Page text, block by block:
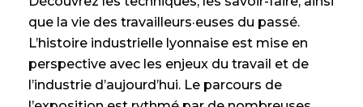
que la vie des travailleurs·euses du passé.
L’histoire industrielle lyonnaise est mise en
perspective avec les enjeux du travail et de
l’industrie d’aujourd’hui. Le parcours de